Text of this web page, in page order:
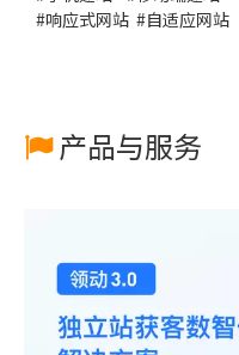
#响应式网站 #自适应网站
产品与服务